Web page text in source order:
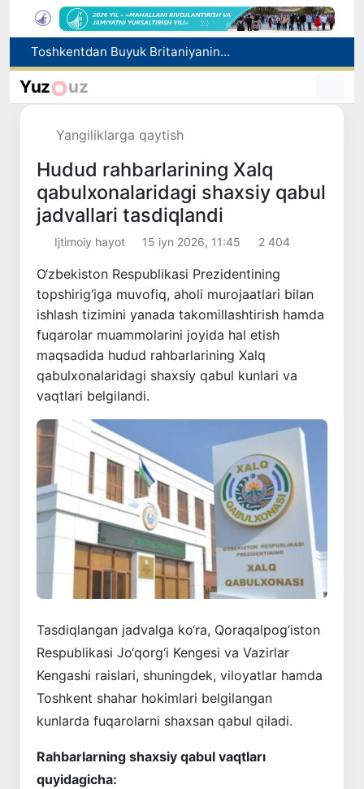
Ekologik ekspertiza endi ekologik xavflarni oldindan boshqarish tizimiga aylanadi
Dam olish kunlari Oʻzbekistonda havo 42 darajagacha isiydi
Yuz uz
Yangiliklarga qaytish
Hudud rahbarlarining Xalq
qabulxonalaridagi shaxsiy qabul
jadvallari tasdiqlandi
Ijtimoiy hayot 15 iyn 2026, 11:45 2 404
O‘zbekiston Respublikasi Prezidentining
topshirig‘iga muvofiq, aholi murojaatlari bilan
ishlash tizimini yanada takomillashtirish hamda
fuqarolar muammolarini joyida hal etish
maqsadida hudud rahbarlarining Xalq
qabulxonalaridagi shaxsiy qabul kunlari va
vaqtlari belgilandi.
Tasdiqlangan jadvalga ko‘ra, Qoraqalpog‘iston
Respublikasi Jo‘qorg‘i Kengesi va Vazirlar
Kengashi raislari, shuningdek, viloyatlar hamda
Toshkent shahar hokimlari belgilangan
kunlarda fuqarolarni shaxsan qabul qiladi.
Rahbarlarning shaxsiy qabul vaqtları
quyidagicha: